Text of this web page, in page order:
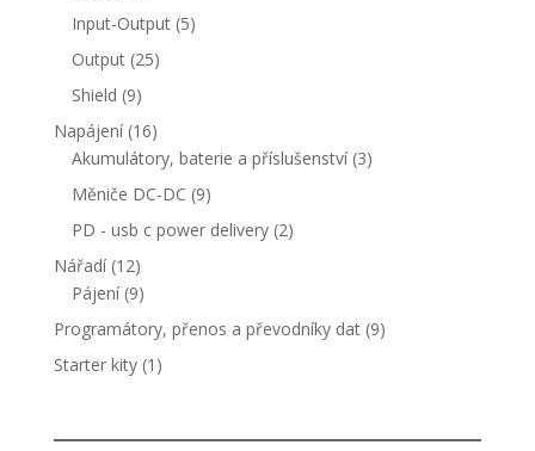
produktů
Input-Output 55
Output 2525
Shield 99
produktů
Napájení 1616
produktů
Akumulátory, baterie a příslušenství 33
Měniče DC-DC 99
produktů
PD - usb c power delivery 22
Nářadí 1212
produktů
Pájení 99
produktů
Programátory, přenos a převodníky dat 99
Starter kity 1 1